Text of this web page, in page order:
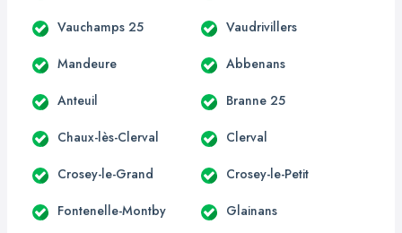
Vauchamps 25 Vaudrivillers
Mandeure Abbenans
Anteuil Branne 25
Chaux-lès-Clerval Clerval
Crosey-le-Grand Crosey-le-Petit
Fontenelle-Montby Glainans